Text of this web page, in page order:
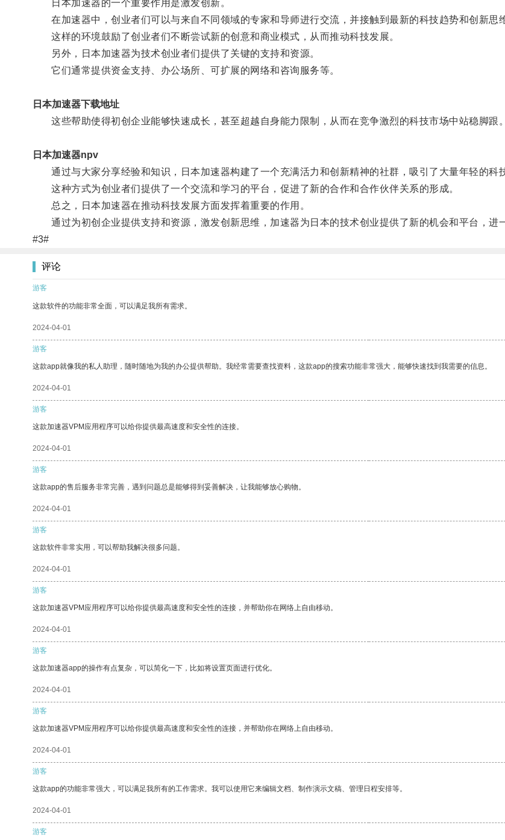
日本加速器的一个重要作用是激发创新。
在加速器中，创业者们可以与来自不同领域的专家和导师进行交流，并接触到最新的科技趋势和创新思
这样的环境鼓励了创业者们不断尝试新的创意和商业模式，从而推动科技发展。
另外，日本加速器为技术创业者们提供了关键的支持和资源。
它们通常提供资金支持、办公场所、可扩展的网络和咨询服务等。
日本加速器下载地址
这些帮助使得初创企业能够快速成长，甚至超越自身能力限制，从而在竞争激烈的科技市场中站稳脚跟。
日本加速器npv
通过与大家分享经验和知识，日本加速器构建了一个充满活力和创新精神的社群，吸引了大量年轻的科
这种方式为创业者们提供了一个交流和学习的平台，促进了新的合作和合作伙伴关系的形成。
总之，日本加速器在推动科技发展方面发挥着重要的作用。
通过为初创企业提供支持和资源，激发创新思维，加速器为日本的技术创业提供了新的机会和平台，进
#3#
评论
游客
这款软件的功能非常全面，可以满足我所有需求。
2024-04-01
游客
这款app就像我的私人助理，随时随地为我的办公提供帮助。我经常需要查找资料，这款app的搜索功能非常强大，能够快速找到我需要的信息。
2024-04-01
游客
这款加速器VPM应用程序可以给你提供最高速度和安全性的连接。
2024-04-01
游客
这款app的售后服务非常完善，遇到问题总是能够得到妥善解决，让我能够放心购物。
2024-04-01
游客
这款软件非常实用，可以帮助我解决很多问题。
2024-04-01
游客
这款加速器VPM应用程序可以给你提供最高速度和安全性的连接，并帮助你在网络上自由移动。
2024-04-01
游客
这款加速器app的操作有点复杂，可以简化一下，比如将设置页面进行优化。
2024-04-01
游客
这款加速器VPM应用程序可以给你提供最高速度和安全性的连接，并帮助你在网络上自由移动。
2024-04-01
游客
这款app的功能非常强大，可以满足我所有的工作需求。我可以使用它来编辑文档、制作演示文稿、管理日程安排等。
2024-04-01
游客